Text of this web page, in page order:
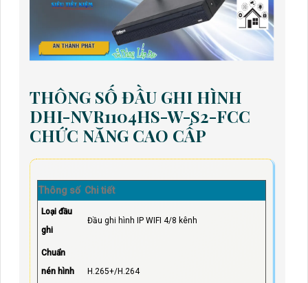
THÔNG SỐ ĐẦU GHI HÌNH
DHI-NVR1104HS-W-S2-FCC
CHỨC NĂNG CAO CẤP
Thông số Chi tiết
Loại đầu
ghi
Đầu ghi hình IP WIFI 4/8 kênh
Chuẩn
nén hình
H.265+/H.264